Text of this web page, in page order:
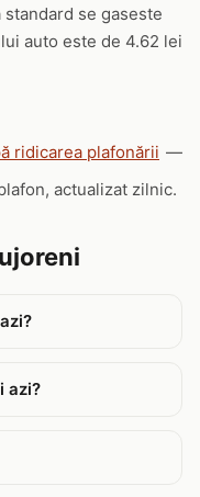
se gaseste
auto este de 4.62 lei
ridicarea plafonării —
actualizat zilnic.
azi?